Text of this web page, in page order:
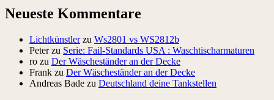
Neueste Kommentare
Lichtkünstlerzu Ws2801 vs WS2812b
Peterzu Serie: Fail-Standards USA : Waschtischarmaturen
ro zu Der Wäscheständer an der Decke
Frank zu Der Wäscheständer an der Decke
Andreas Bade zu Deutschland deine Tankstellen